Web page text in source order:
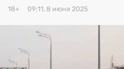
18+ 09:11, 8 июня 2025